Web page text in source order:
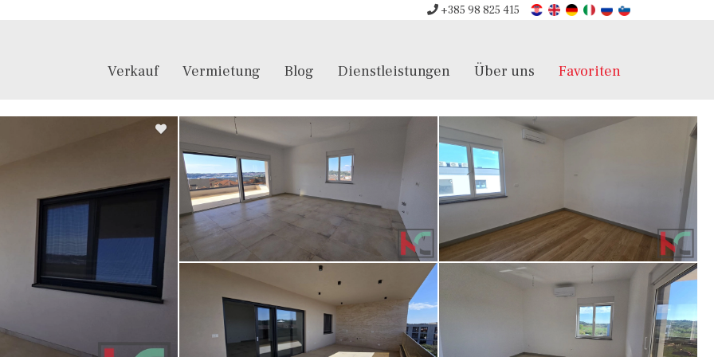
+385 98 825 415
Verkauf Vermietung Blog Dienstleistungen Über uns Favoriten